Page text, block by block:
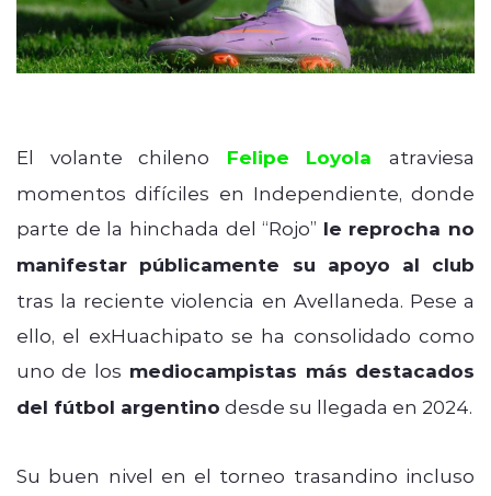
El volante chileno Felipe Loyola
atraviesa
momentos difíciles en Independiente, donde
parte de la hinchada del “Rojo” le reprocha no
manifestar públicamente su apoyo al club
tras la reciente violencia en Avellaneda. Pese a
ello, el exHuachipato se ha consolidado como
uno de los mediocampistas más destacados
del fútbol argentino desde su llegada en 2024.
Su buen nivel en el torneo trasandino incluso